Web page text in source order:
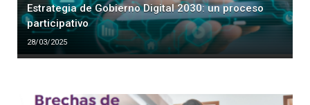
Estrategia de Gobierno Digital 2030: un proceso
participativo
28/03/2025